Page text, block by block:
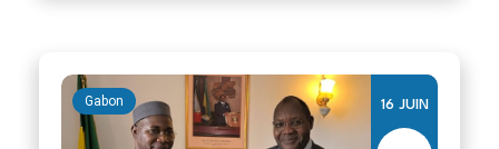
16 JUIN
Gabon